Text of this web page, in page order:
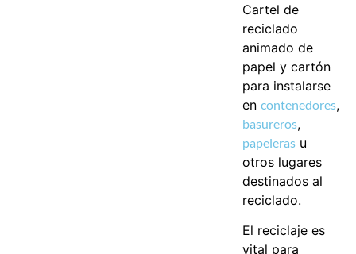
Cartel de
reciclado
animado de
papel y cartón
para instalarse
encontenedores,
basureros,
papeleras u
otros lugares
destinados al
reciclado.
El reciclaje es
vital para